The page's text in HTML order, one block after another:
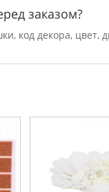
заказом?
код декора, цвет,